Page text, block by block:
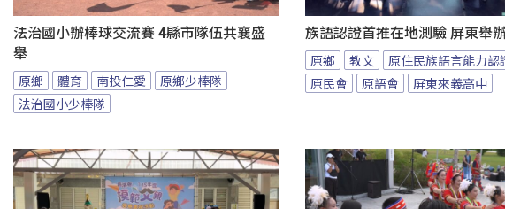
法治國小辦棒球交流賽 4縣市隊伍共襄盛
舉
原鄉 體育 南投仁愛
原鄉少棒隊
法治國小少棒隊
族語認證首推在地測驗 屏東舉
原鄉 教文
原住民族語言能力認
原民會
原語會 屏東來義高中